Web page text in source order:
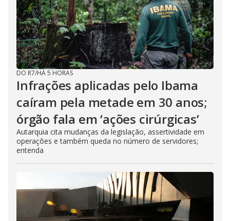
DO R7/HÁ 5 HORAS
Infrações aplicadas pelo Ibama
caíram pela metade em 30 anos;
órgão fala em ‘ações cirúrgicas’
Autarquia cita mudanças da legislação, assertividade em
operações e também queda no número de servidores;
entenda